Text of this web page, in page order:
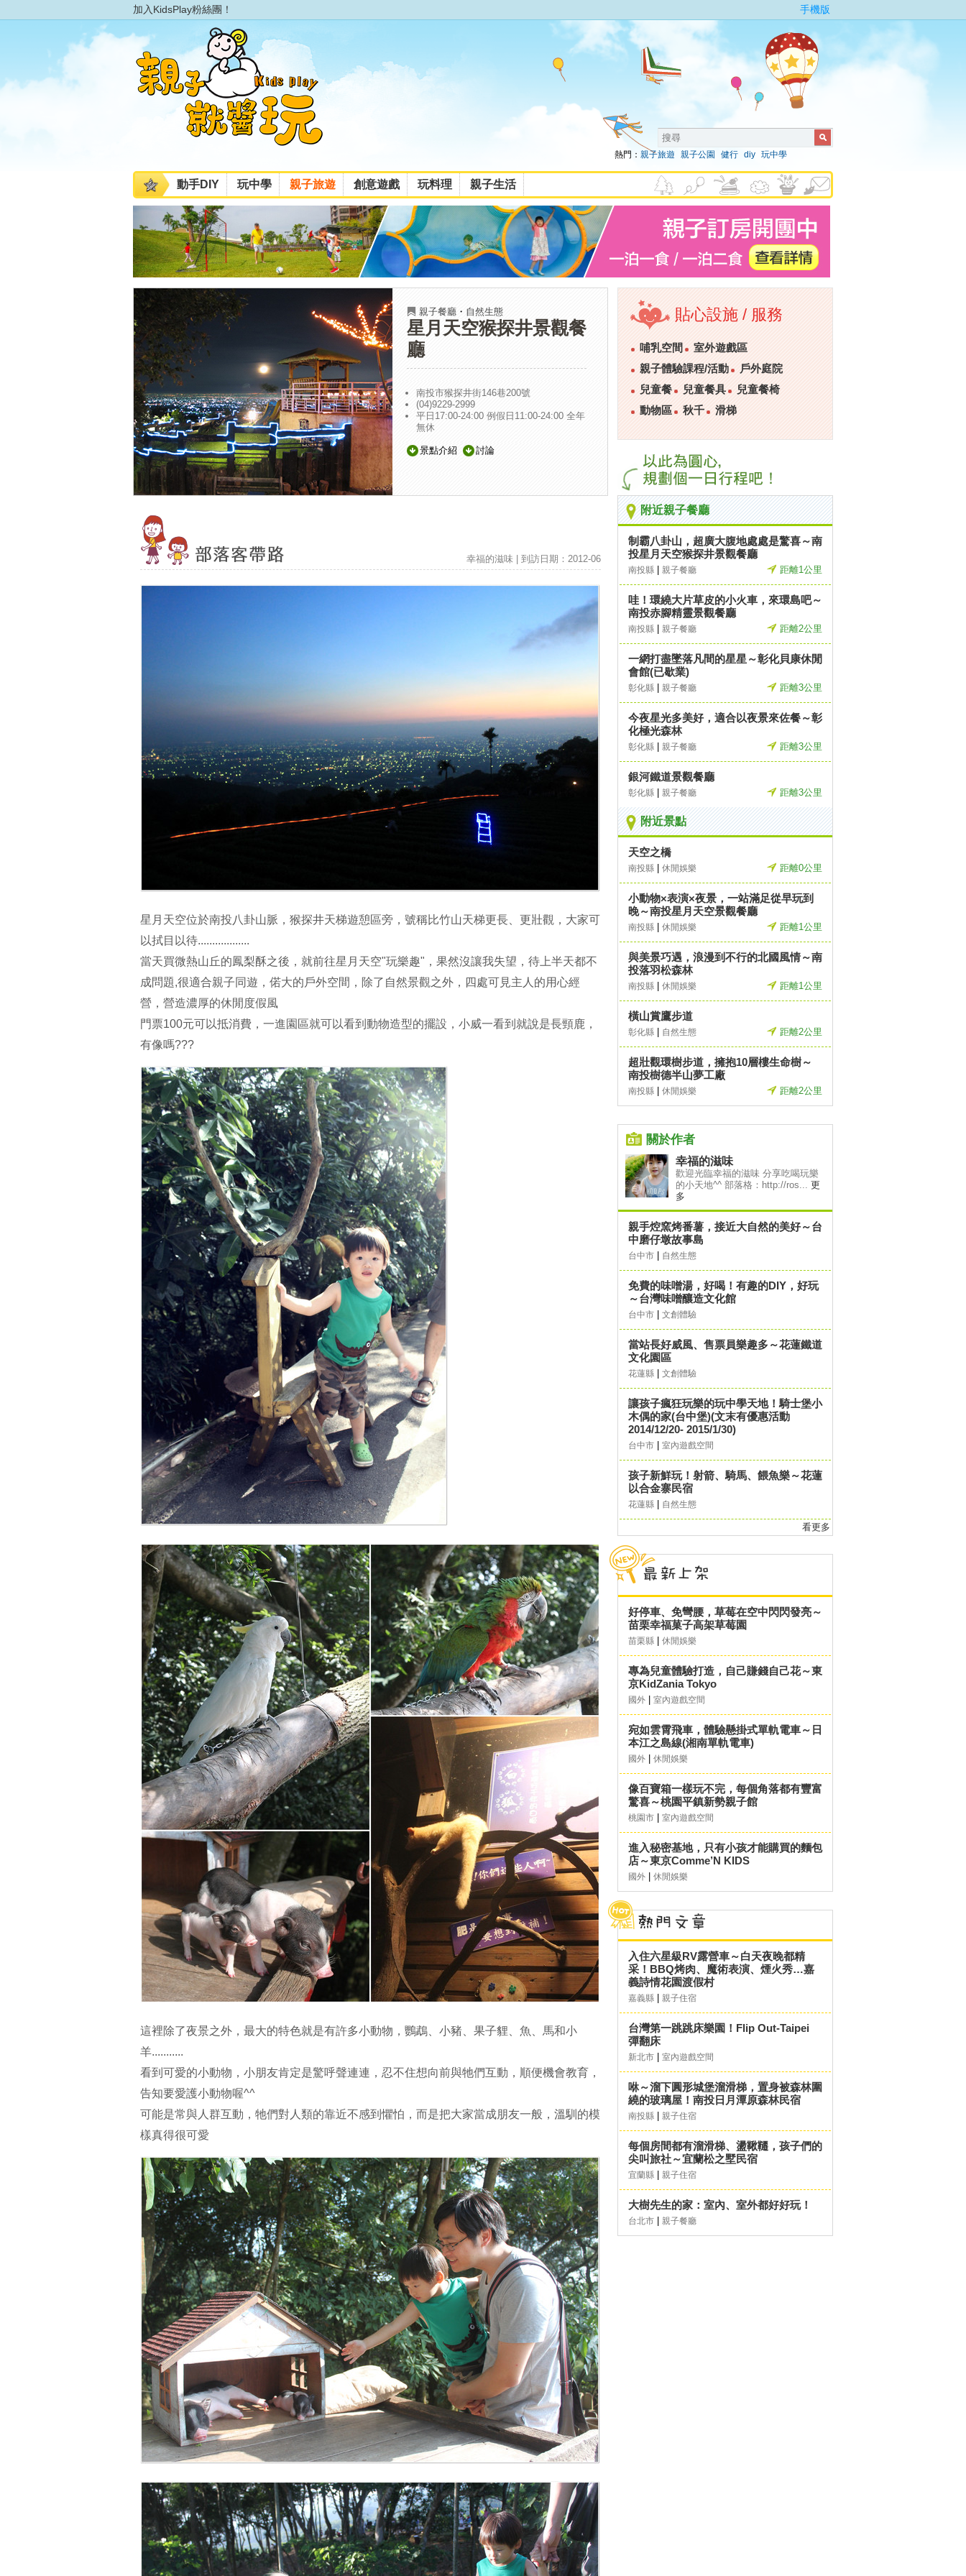
加入KidsPlay粉絲團！ 手機版
熱門： 親子旅遊 親子公園 健行 diy 玩中學
動手DIY 玩中學 親子旅遊 創意遊戲 玩料理 親子生活
親子餐廳 ・ 自然生態
星月天空猴探井景觀餐
廳
南投市猴探井街146巷200號
(04)9229-2999
平日17:00-24:00 例假日11:00-24:00 全年
無休
景點介紹 討論
幸福的滋味 | 到訪日期：2012-06
星月天空位於南投八卦山脈，猴探井天梯遊憩區旁，號稱比竹山天梯更長、更壯觀，大家可
以拭目以待..................
當天買微熱山丘的鳳梨酥之後，就前往星月天空"玩樂趣"，果然沒讓我失望，待上半天都不
成問題,很適合親子同遊，偌大的戶外空間，除了自然景觀之外，四處可見主人的用心經
營，營造濃厚的休閒度假風
門票100元可以抵消費，一進園區就可以看到動物造型的擺設，小威一看到就說是長頸鹿，
有像嗎???
這裡除了夜景之外，最大的特色就是有許多小動物，鸚鵡、小豬、果子貍、魚、馬和小
羊...........
看到可愛的小動物，小朋友肯定是驚呼聲連連，忍不住想向前與牠們互動，順便機會教育，
告知要愛護小動物喔^^
可能是常與人群互動，牠們對人類的靠近不感到懼怕，而是把大家當成朋友一般，溫馴的模
樣真得很可愛
貼心設施 / 服務
哺乳空間
室外遊戲區
親子體驗課程/活動
戶外庭院
兒童餐
兒童餐具
兒童餐椅
動物區
秋千 滑梯
附近親子餐廳
制霸八卦山，超廣大腹地處處是驚喜～南
投星月天空猴探井景觀餐廳
南投縣 親子餐廳 距離1公里
哇！環繞大片草皮的小火車，來環島吧～
南投赤腳精靈景觀餐廳
南投縣 親子餐廳 距離2公里
一網打盡墜落凡間的星星～彰化貝康休閒
會館(已歇業)
彰化縣 親子餐廳 距離3公里
今夜星光多美好，適合以夜景來佐餐～彰
化極光森林
彰化縣 親子餐廳 距離3公里
銀河鐵道景觀餐廳
彰化縣 親子餐廳 距離3公里
附近景點
天空之橋
南投縣 休閒娛樂 距離0公里
小動物×表演×夜景，一站滿足從早玩到
晚～南投星月天空景觀餐廳
南投縣 休閒娛樂 距離1公里
與美景巧遇，浪漫到不行的北國風情～南
投落羽松森林
南投縣 休閒娛樂 距離1公里
橫山賞鷹步道
彰化縣 自然生態 距離2公里
超壯觀環樹步道，擁抱10層樓生命樹～
南投樹德半山夢工廠
南投縣 休閒娛樂 距離2公里
關於作者
幸福的滋味
歡迎光臨幸福的滋味 分享吃喝玩樂
的小天地^^ 部落格：http://ros... 更
多
親手焢窯烤番薯，接近大自然的美好～台
中磨仔墩故事島
台中市 自然生態
免費的味噌湯，好喝！有趣的DIY，好玩
～台灣味噌釀造文化館
台中市 文創體驗
當站長好威風、售票員樂趣多～花蓮鐵道
文化園區
花蓮縣 文創體驗
讓孩子瘋狂玩樂的玩中學天地！騎士堡小
木偶的家(台中堡)(文末有優惠活動
2014/12/20- 2015/1/30)
台中市 室內遊戲空間
孩子新鮮玩！射箭、騎馬、餵魚樂～花蓮
以合金寨民宿
花蓮縣 自然生態
看更多
好停車、免彎腰，草莓在空中閃閃發亮～
苗栗幸福菓子高架草莓園
苗栗縣 休閒娛樂
專為兒童體驗打造，自己賺錢自己花～東
京KidZania Tokyo
國外 室內遊戲空間
宛如雲霄飛車，體驗懸掛式單軌電車～日
本江之島線(湘南單軌電車)
國外 休閒娛樂
像百寶箱一樣玩不完，每個角落都有豐富
驚喜～桃園平鎮新勢親子館
桃園市 室內遊戲空間
進入秘密基地，只有小孩才能購買的麵包
店～東京Comme’N KIDS
國外 休閒娛樂
入住六星級RV露營車～白天夜晚都精
采！BBQ烤肉、魔術表演、煙火秀…嘉
義詩情花園渡假村
嘉義縣 親子住宿
台灣第一跳跳床樂園！Flip Out-Taipei
彈翻床
新北市 室內遊戲空間
咻～溜下圓形城堡溜滑梯，置身被森林圍
繞的玻璃屋！南投日月潭原森林民宿
南投縣 親子住宿
每個房間都有溜滑梯、盪鞦韆，孩子們的
尖叫旅社～宜蘭松之墅民宿
宜蘭縣 親子住宿
大樹先生的家：室內、室外都好好玩！
台北市 親子餐廳